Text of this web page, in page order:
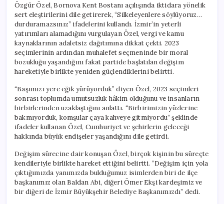
Özgür Özel, Bornova Kent Bostanı açılışında iktidara yönelik
sert eleştirilerini dile getirerek, “Silkeleyenlere söylüyoruz…
durduramazsınız” ifadelerini kullandı. İzmir’in yeterli
yatırımları alamadığını vurgulayan Özel, vergi ve kamu
kaynaklarının adaletsiz dağıtımına dikkat çekti. 2023
seçimlerinin ardından muhalefet seçmeninde bir moral
bozukluğu yaşandığını fakat partide başlatılan değişim
hareketiyle birlikte yeniden güçlendiklerini belirtti.
“Başımızı yere eğik yürüyorduk” diyen Özel, 2023 seçimleri
sonrası toplumda umutsuzluk hâkim olduğunu ve insanların
birbirlerinden uzaklaştığını anlattı. “Birbirimizin yüzlerine
bakmıyorduk, komşular çaya kahveye gitmiyordu” şeklinde
ifadeler kullanan Özel, Cumhuriyet ve şehirlerin geleceği
hakkında büyük endişeler yaşandığını dile getirdi.
Değişim sürecine dair konuşan Özel, birçok kişinin bu süreçte
kendileriyle birlikte hareket ettiğini belirtti. “Değişim için yola
çıktığımızda yanımızda bulduğumuz isimlerden biri de ilçe
başkanımız olan Baldan Abi, diğeri Ömer Ekşi kardeşimiz ve
bir diğeri de İzmir Büyükşehir Belediye Başkanımızdı” dedi.